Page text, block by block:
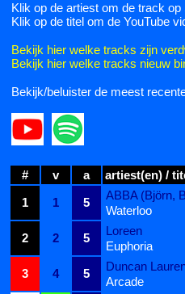
Klik op de artiest om de track
Klik op de titel om de YouTube
Bekijk hier welke tracks zijn
Bekijk hier welke tracks nieuw
Bekijk/beluister de meest
# v a artiest(en) /
1
1 5
ABBA (Björn,
Waterloo
2
2 5
Loreen
Euphoria
3
4 5
Duncan
Arcade